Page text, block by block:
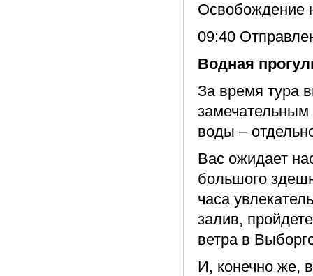
Освобождение
09:40
Водная
За время тура
воды –
Вас ожидает
большого
часа
залив,
ветра в
И, конечно же,